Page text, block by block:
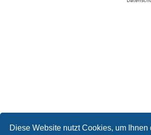
Diese Website nutzt Cookies, um Ihnen